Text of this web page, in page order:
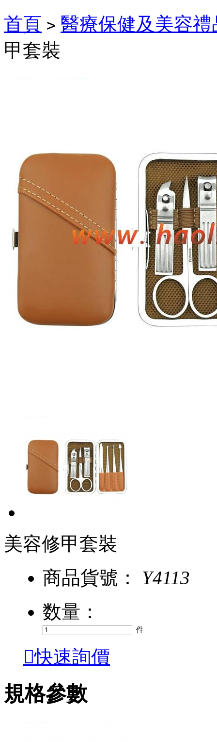
首頁 > 醫療保健及美容禮
甲套裝
美容修甲套裝
商品貨號：
Y4113
数量：
件
快速詢價
規格參數